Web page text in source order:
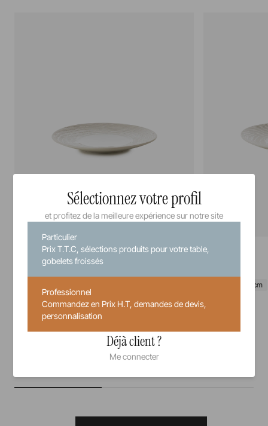
Arborescence
Assiette à dessert
Arborescence
31 cm
Sélectionnez votre profil
et profitez de la meilleure expérience sur notre site
Particulier
Prix T.T.C, sélections produits pour votre table,
gobelets froissés
Professionnel
Commandez en Prix H.T, demandes de devis,
personnalisation
Déjà client ?
Me connecter